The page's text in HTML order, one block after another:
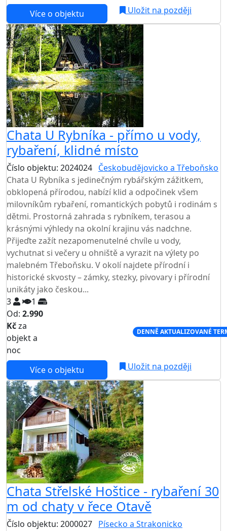
Více o objektu Uložit na později
Chata U Rybníka - přímo u vody,
rybaření, klidné místo
Číslo objektu: 2024024 Českobudějovicko a Třeboňsko
Chata U Rybníka s jedinečným rybářským zážitkem,
obklopená přírodou, nabízí klid a odpočinek všem
milovníkům rybaření, romantických pobytů i rodinám s
dětmi. Prostorná zahrada s rybníkem, terasou a
krásnými výhledy na okolní krajinu vás nadchne.
Přijeďte zažít nezapomenutelné chvíle u vody,
vychutnat si večery u ohniště a vyrazit na výlety po
malebném Třeboňsku. V okolí najdete přírodní i
historické skvosty – zámky, stezky, pivovary i přírodní
unikáty jako českou...
3
1
Od: 2.990
Kčza
objekt a
noc
DENNĚ AKTUALIZOVANÉ
Více o objektu Uložit na později
Chata Střelské Hoštice - rybaření 30
m od chaty v řece Otavě
Číslo objektu: 2000027 Písecko a Strakonicko